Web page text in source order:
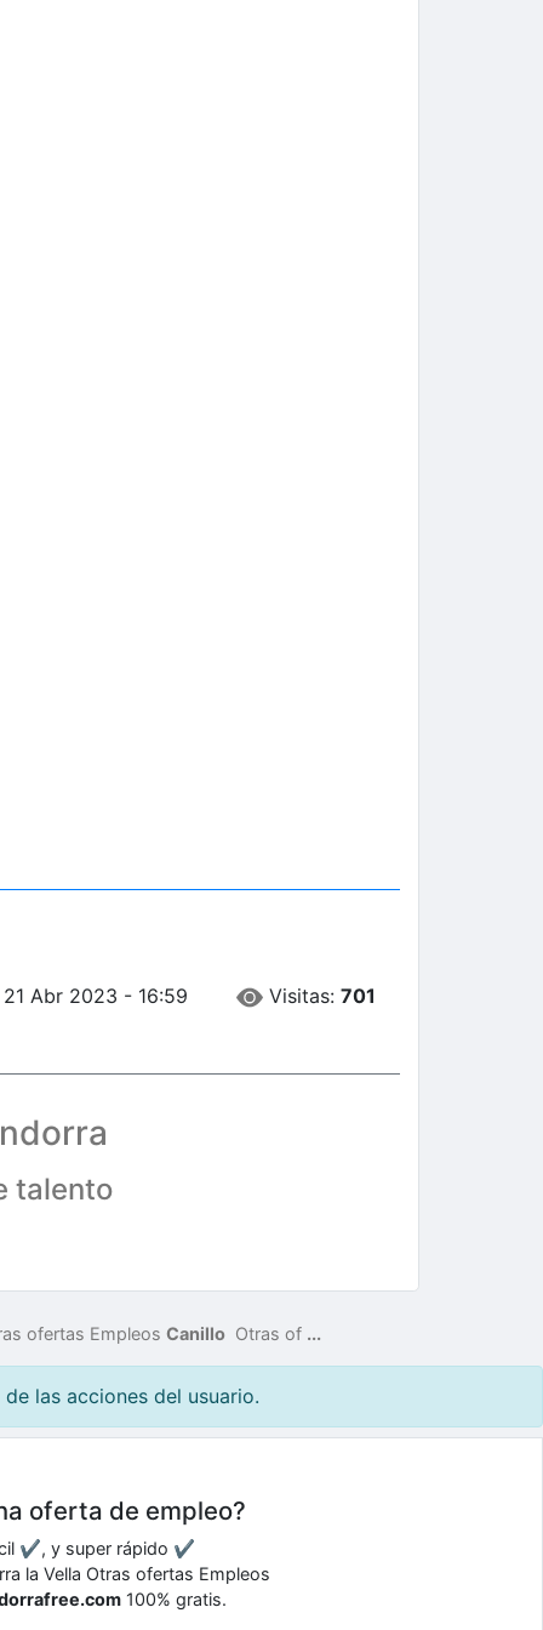
Abr 2023 - 16:59 Visitas: 701
talento
ofertas Empleos Canillo Otras of ...
las acciones del usuario.
oferta de empleo?
✔, y super rápido ✔
la Vella Otras ofertas Empleos
100% gratis.